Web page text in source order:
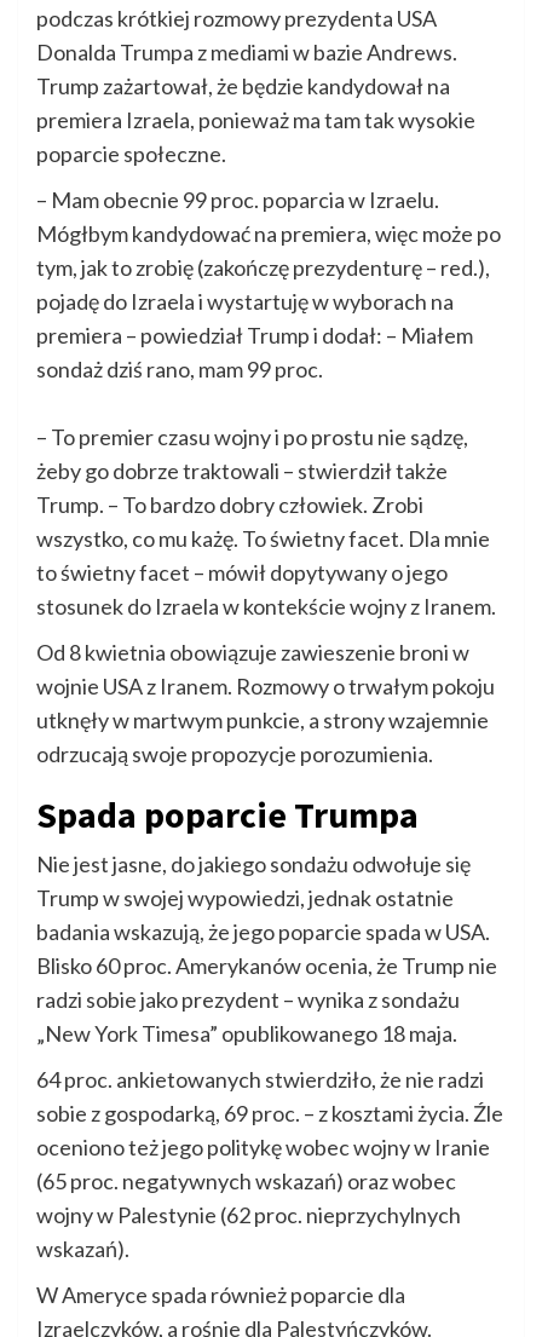
podczas krótkiej rozmowy prezydenta USA
Donalda Trumpa z mediami w bazie Andrews.
Trump zażartował, że będzie kandydował na
premiera Izraela, ponieważ ma tam tak wysokie
poparcie społeczne.
– Mam obecnie 99 proc. poparcia w Izraelu.
Mógłbym kandydować na premiera, więc może po
tym, jak to zrobię (zakończę prezydenturę – red.),
pojadę do Izraela i wystartuję w wyborach na
premiera – powiedział Trump i dodał: – Miałem
sondaż dziś rano, mam 99 proc.
– To premier czasu wojny i po prostu nie sądzę,
żeby go dobrze traktowali – stwierdził także
Trump. – To bardzo dobry człowiek. Zrobi
wszystko, co mu każę. To świetny facet. Dla mnie
to świetny facet – mówił dopytywany o jego
stosunek do Izraela w kontekście wojny z Iranem.
Od 8 kwietnia obowiązuje zawieszenie broni w
wojnie USA z Iranem. Rozmowy o trwałym pokoju
utknęły w martwym punkcie, a strony wzajemnie
odrzucają swoje propozycje porozumienia.
Spada poparcie Trumpa
Nie jest jasne, do jakiego sondażu odwołuje się
Trump w swojej wypowiedzi, jednak ostatnie
badania wskazują, że jego poparcie spada w USA.
Blisko 60 proc. Amerykanów ocenia, że Trump nie
radzi sobie jako prezydent – wynika z sondażu
„New York Timesa” opublikowanego 18 maja.
64 proc. ankietowanych stwierdziło, że nie radzi
sobie z gospodarką, 69 proc. – z kosztami życia. Źle
oceniono też jego politykę wobec wojny w Iranie
(65 proc. negatywnych wskazań) oraz wobec
wojny w Palestynie (62 proc. nieprzychylnych
wskazań).
W Ameryce spada również poparcie dla
Izraelczyków, a rośnie dla Palestyńczyków.